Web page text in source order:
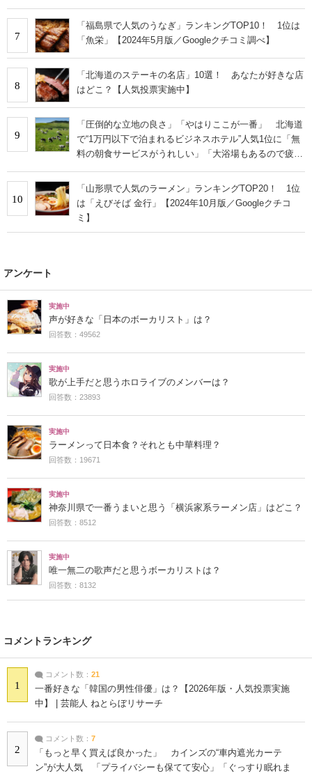
7
「福島県で人気のうなぎ」ランキングTOP10！ 1位は
「魚栄」【2024年5月版／Googleクチコミ調べ】
8
「北海道のステーキの名店」10選！ あなたが好きな店
はどこ？【人気投票実施中】
9
「圧倒的な立地の良さ」「やはりここが一番」 北海道
で“1万円以下で泊まれるビジネスホテル”人気1位に「無
料の朝食サービスがうれしい」「大浴場もあるので疲れ
10
「山形県で人気のラーメン」ランキングTOP20！ 1位
は「えびそば 金行」【2024年10月版／Googleクチコ
ミ】
アンケート
実施中
声が好きな「日本のボーカリスト」は？
回答数：49562
実施中
歌が上手だと思うホロライブのメンバーは？
回答数：23893
実施中
ラーメンって日本食？それとも中華料理？
回答数：19671
実施中
神奈川県で一番うまいと思う「横浜家系ラーメン店」はどこ？
回答数：8512
実施中
唯一無二の歌声だと思うボーカリストは？
回答数：8132
コメントランキング
1
コメント数： 21
一番好きな「韓国の男性俳優」は？【2026年版・人気投票実施
中】 | 芸能人 ねとらぼリサーチ
2
コメント数： 7
「もっと早く買えば良かった」 カインズの“車内遮光カーテ
ン”が大人気 「プライバシーも保てて安心」「ぐっすり眠れま